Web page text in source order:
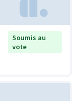
Soumis au
vote